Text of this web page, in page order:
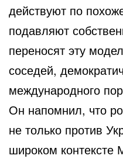
действуют по
подавляют
переносят эту
соседей,
международного
Он напомнил, что
не только против
широком контексте